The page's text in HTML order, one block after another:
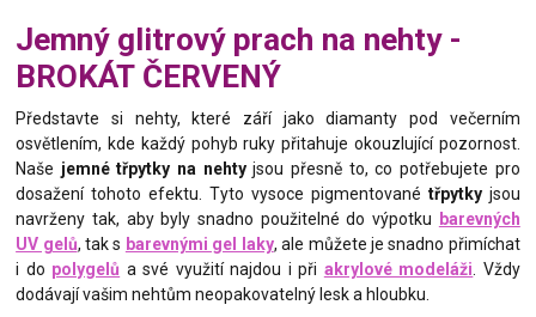
Jemný glitrový prach na nehty -
BROKÁT ČERVENÝ
Představte si nehty, které září jako diamanty pod večerním
osvětlením, kde každý pohyb ruky přitahuje okouzlující pozornost.
Naše jemné třpytky na nehtyjsou přesně to, co potřebujete pro
dosažení tohoto efektu. Tyto vysoce pigmentované třpytkyjsou
navrženy tak, aby byly snadno použitelné do výpotku barevných
UV gelů, tak s barevnými gel laky, ale můžete je snadno přimíchat
i do polygelů a své využití najdou i při akrylové modeláži . Vždy
dodávají vašim nehtům neopakovatelný lesk a hloubku.